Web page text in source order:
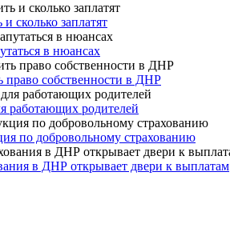
сколько заплатят
в нюансах
право собственности в ДНР
работающих родителей
по добровольному страхованию
в ДНР открывает двери к выплатам